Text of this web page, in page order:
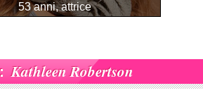
53 anni, attrice
Kathleen Robertson